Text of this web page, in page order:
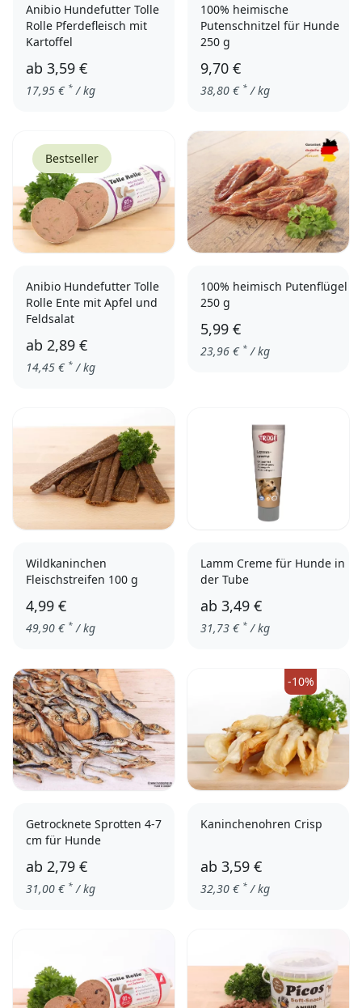
Anibio Hundefutter Tolle
Rolle Pferdefleisch mit
Kartoffel
ab 3,59 €
17,95 € * / kg
100% heimische
Putenschnitzel für Hunde
250 g
9,70 €
38,80 € * / kg
Bestseller
Anibio Hundefutter Tolle
Rolle Ente mit Apfel und
Feldsalat
ab 2,89 €
14,45 € * / kg
100% heimisch Putenflügel
250 g
5,99 €
23,96 € * / kg
Wildkaninchen
Fleischstreifen 100 g
4,99 €
49,90 € * / kg
Lamm Creme für Hunde in
der Tube
ab 3,49 €
31,73 € * / kg
Getrocknete Sprotten 4-7
cm für Hunde
ab 2,79 €
31,00 € * / kg
-10%
Kaninchenohren Crisp
ab 3,59 €
32,30 € * / kg